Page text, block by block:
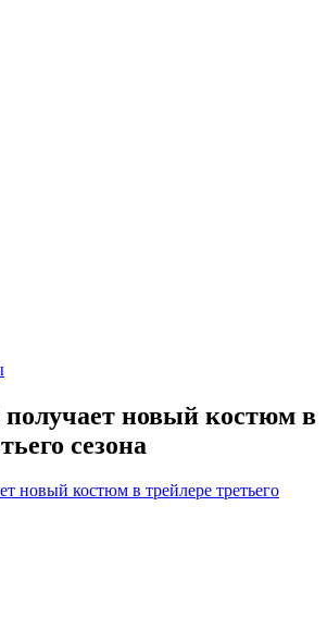
новый костюм в
сезона
новый костюм в трейлере третьего